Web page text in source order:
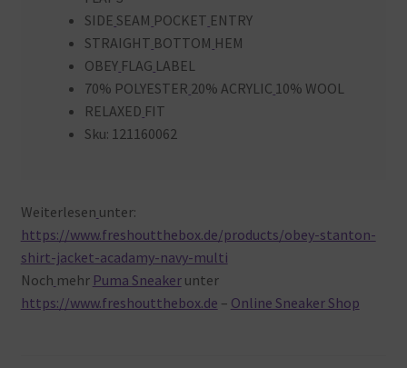
SIDE SEAM POCKET ENTRY
STRAIGHT BOTTOM HEM
OBEY FLAG LABEL
70% POLYESTER 20% ACRYLIC 10% WOOL
RELAXED FIT
Sku: 121160062
Weiterlesen unter:
https://www.freshoutthebox.de/products/obey-stanton-
shirt-jacket-acadamy-navy-multi
Noch mehr Puma Sneakerunter
https://www.freshoutthebox.de – Online Sneaker Shop